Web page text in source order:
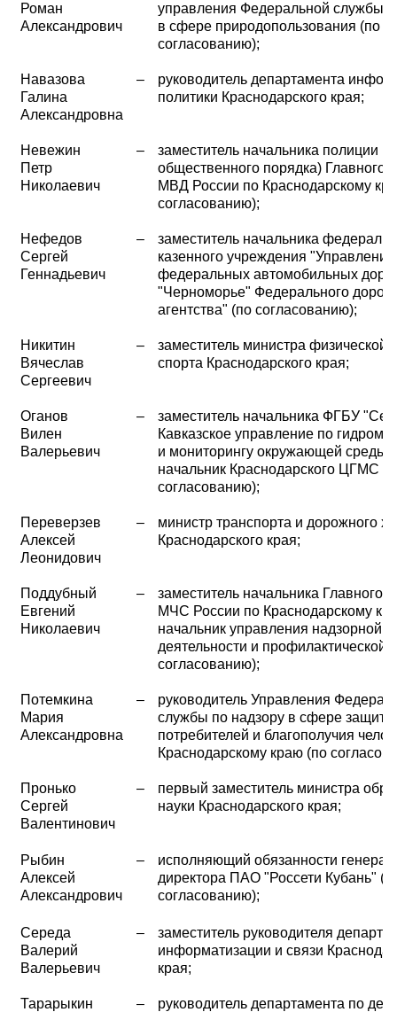
Роман
Александрович
управления Федеральной службы
в сфере природопользования (по
согласованию);
Навазова
Галина
Александровна
–
руководитель департамента
политики Краснодарского края;
Невежин
Петр
Николаевич
–
заместитель начальника полиции
общественного порядка) Главного
МВД России по Краснодарскому
согласованию);
Нефедов
Сергей
Геннадьевич
–
заместитель начальника
казенного учреждения "Управление
федеральных автомобильных
"Черноморье" Федерального
агентства" (по согласованию);
Никитин
Вячеслав
Сергеевич
–
заместитель министра физической
спорта Краснодарского края;
Оганов
Вилен
Валерьевич
–
заместитель начальника ФГБУ
Кавказское управление по
и мониторингу окружающей среды"
начальник Краснодарского ЦГМС
согласованию);
Переверзев
Алексей
Леонидович
–
министр транспорта и дорожного
Краснодарского края;
Поддубный
Евгений
Николаевич
–
заместитель начальника Главного
МЧС России по Краснодарскому
начальник управления надзорной
деятельности и профилактической
согласованию);
Потемкина
Мария
Александровна
–
руководитель Управления
службы по надзору в сфере
потребителей и благополучия
Краснодарскому краю (по
Пронько
Сергей
Валентинович
–
первый заместитель министра
науки Краснодарского края;
Рыбин
Алексей
Александрович
–
исполняющий обязанности
директора ПАО "Россети Кубань"
согласованию);
Середа
Валерий
Валерьевич
–
заместитель руководителя
информатизации и связи
края;
Тарарыкин
–
руководитель департамента по